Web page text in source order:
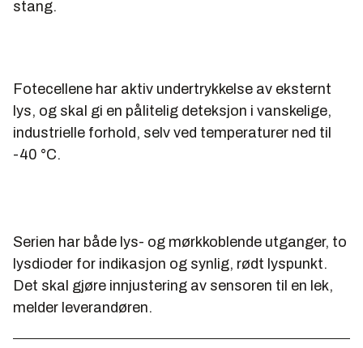
stang.
Fotecellene har aktiv undertrykkelse av eksternt
lys, og skal gi en pålitelig deteksjon i vanskelige,
industrielle forhold, selv ved temperaturer ned til
-40 °C.
Serien har både lys- og mørkkoblende utganger, to
lysdioder for indikasjon og synlig, rødt lyspunkt.
Det skal gjøre innjustering av sensoren til en lek,
melder leverandøren.